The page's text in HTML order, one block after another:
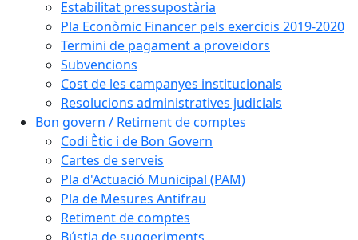
Estabilitat pressupostària
Pla Econòmic Financer pels exercicis 2019-2020
Termini de pagament a proveïdors
Subvencions
Cost de les campanyes institucionals
Resolucions administratives judicials
Bon govern / Retiment de comptes
Codi Ètic i de Bon Govern
Cartes de serveis
Pla d'Actuació Municipal (PAM)
Pla de Mesures Antifrau
Retiment de comptes